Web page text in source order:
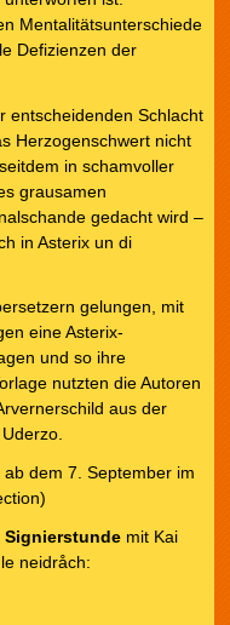
Mentalitätsunterschiede
Defizienzen der
entscheidenden Schlacht
Herzogenschwert nicht
in schamvoller
grausamen
gedacht wird –
in Asterix un di
gelungen, mit
eine Asterix-
und so ihre
nutzten die Autoren
aus der
ab dem 7. September im
Signierstundemit Kai
neidråch: